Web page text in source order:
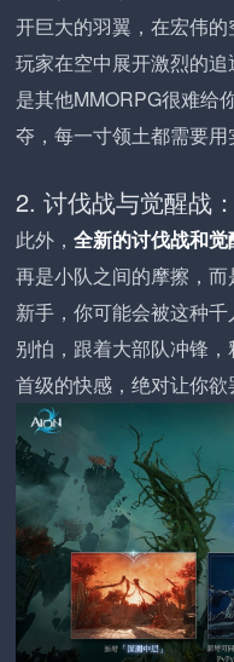
开巨大的羽翼，在宏伟
玩家在空中展开激烈的追
是其他MMORPG很难给
夺，每一寸领土都需要用
2. 讨伐战与觉醒战
此外， 全新的讨伐战和觉
再是小队之间的摩擦，
新手，你可能会被这种
别怕，跟着大部队冲锋
首级的快感，绝对让你欲